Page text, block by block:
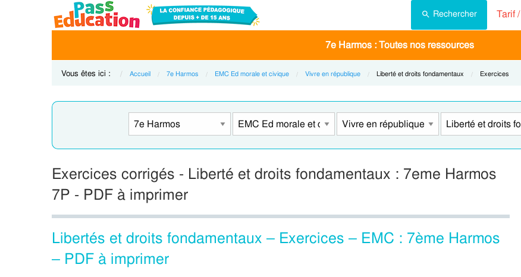
Rechercher Tarif /
7e Harmos : Toutes nos ressources
Vous êtes ici : Accueil 7e Harmos EMC Ed morale et civique Vivre en république Current:
Liberté et droits fondamentaux Current:
Exercices
Exercices corrigés - Liberté et droits fondamentaux : 7eme Harmos
7P - PDF à imprimer
Libertés et droits fondamentaux – Exercices – EMC : 7ème Harmos
– PDF à imprimer